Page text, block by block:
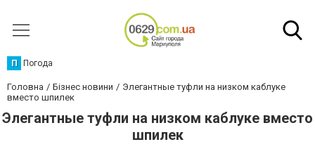
П Погода
Головна Бізнес новини
Элегантные туфли на низком каблуке
вместо шпилек
Элегантные туфли на низком каблуке вместо
шпилек